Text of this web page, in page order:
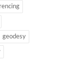
geodesy